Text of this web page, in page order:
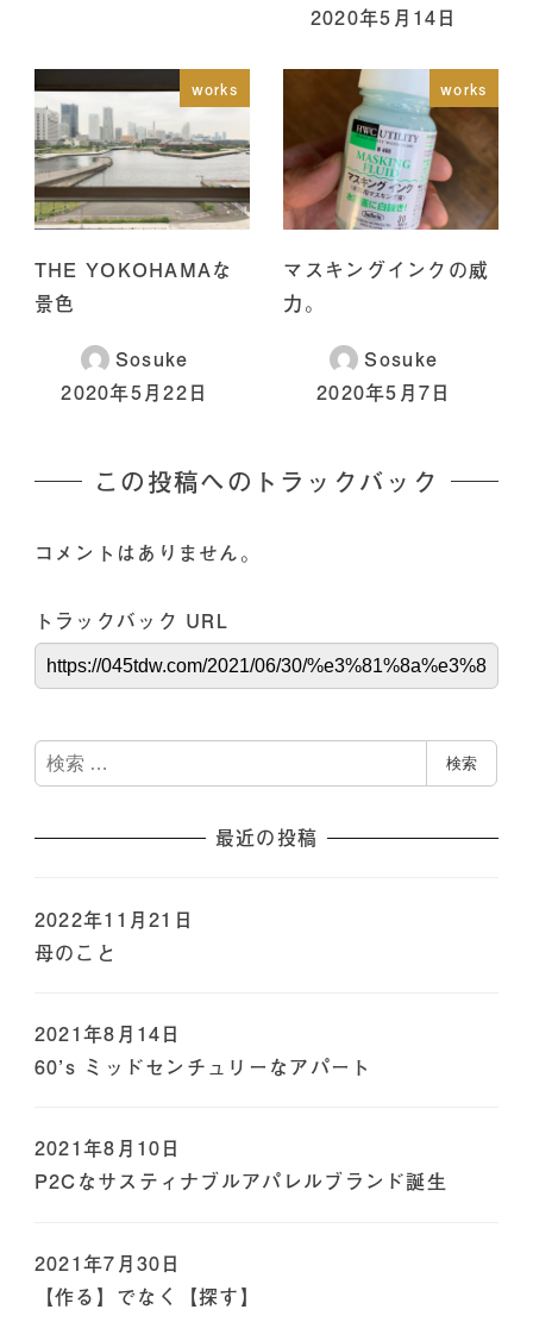
2020年5月14日
works
THE YOKOHAMAな
景色
Sosuke
2020年5月22日
works
マスキングインクの威
力。
Sosuke
2020年5月7日
この投稿へのトラックバック
コメントはありません。
トラックバック URL
検
索
検索
最近の投稿
母のこと
2022年11月21日
60’s ミッドセンチュリーなアパート
2021年8月14日
P2Cなサスティナブルアパレルブランド誕生
2021年8月10日
【作る】でなく【探す】
2021年7月30日